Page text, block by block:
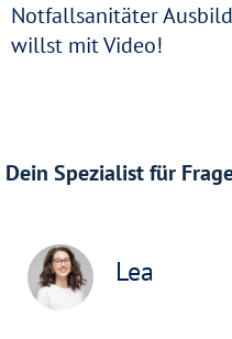
Notfallsanitäter
willst mit Video!
Dein Spezialist für
Lea